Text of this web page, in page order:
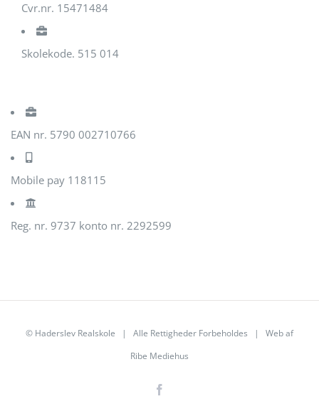
Cvr.nr. 15471484
Skolekode. 515 014
EAN nr. 5790 002710766
Mobile pay 118115
Reg. nr. 9737 konto nr. 2292599
© Haderslev Realskole | Alle Rettigheder Forbeholdes | Web af
Ribe Mediehus